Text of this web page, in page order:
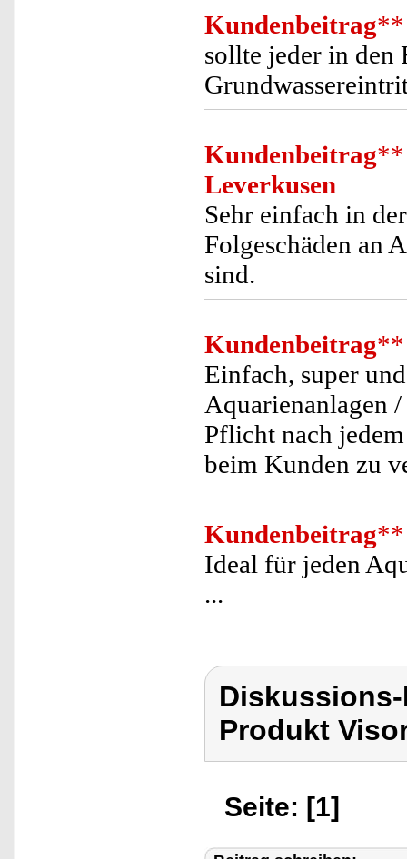
Kundenbeitrag**
sollte jeder in den
Kundenbeitrag**
Leverkusen
Sehr einfach in
Folgeschäden an
sind.
Kundenbeitrag**
Einfach, super
Aquarienanlagen
Pflicht nach
beim Kunden zu
Kundenbeitrag**
Ideal für jeden
...
Produkt
Seite: [1]